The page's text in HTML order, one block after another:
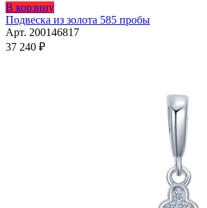
В корзину
Подвеска из золота 585 пробы
Арт. 200146817
37 240 ₽